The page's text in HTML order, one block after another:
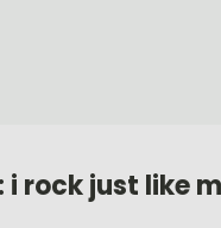
rock just like